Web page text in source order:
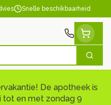
Snelle beschikbaarheid
Zoek
De apotheek is
tot en met zondag 9